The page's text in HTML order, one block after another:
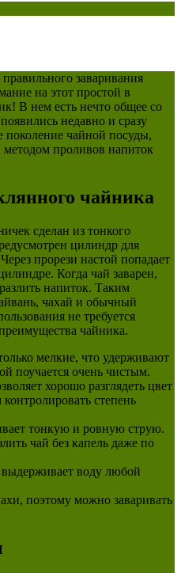
заваривания
на этот простой в
В нем есть нечто общее со
недавно и сразу
чайной посуды,
методом проливов напиток
чайника
сделан из тонкого
цилиндр для
прорези настой попадает
Когда чай заварен,
напиток. Таким
чахай и обычный
не требуется
чайника.
мелкие, что удерживают
поучается очень чистым.
хорошо разглядеть цвет
степень
тонкую и ровную струю.
чай без капель даже по
выдерживает воду любой
поэтому можно заваривать